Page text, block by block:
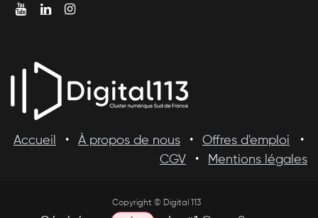
Accueil • À propos de nous • Offres d'emploi •
CGV
• Mentions légales
Copyright © Digital 113